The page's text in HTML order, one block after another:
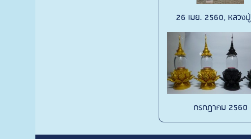
26 เมย. 2560, หลวง
กรกฎาคม 2560